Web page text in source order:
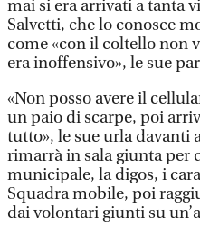
mai si era arrivati a tanta
Salvetti, che lo conosce
come «con il coltello non
era inoffensivo», le sue
«Non posso avere il
un paio di scarpe, poi
tutto», le sue urla
rimarrà in sala giunta per
municipale, la digos, i
Squadra mobile, poi
dai volontari giunti su